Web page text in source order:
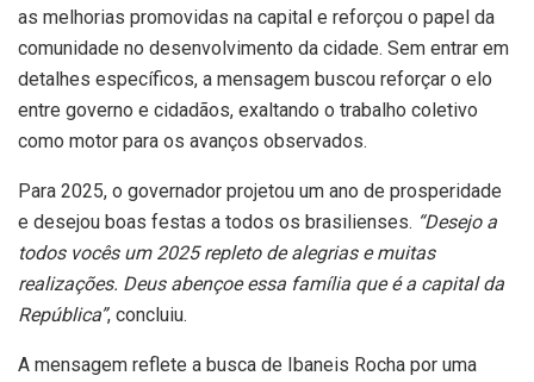
as melhorias promovidas na capital e reforçou o papel da
comunidade no desenvolvimento da cidade. Sem entrar em
detalhes específicos, a mensagem buscou reforçar o elo
entre governo e cidadãos, exaltando o trabalho coletivo
como motor para os avanços observados.
Para 2025, o governador projetou um ano de prosperidade
e desejou boas festas a todos os brasilienses. “Desejo a
todos vocês um 2025 repleto de alegrias e muitas
realizações. Deus abençoe essa família que é a capital da
República”, concluiu.
A mensagem reflete a busca de Ibaneis Rocha por uma